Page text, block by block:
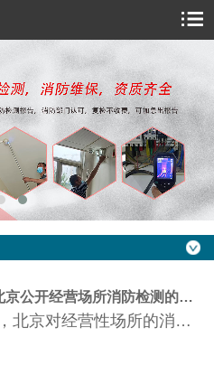
2026年北京公开经营场所消防检测的新规定
2026年，北京对经营性场所的消防安全管理提出了更高要求。简单来说，凡是开门营业的地方，从商场餐馆到培训机构，消防安全都成了经营中的硬杠杠。新规特别强调"预防为主"，要求场所必须定期开展消防检测，确保报警器、喷淋头、疏散指示标志这些设备时刻处于备战状态。同时，智慧消防系统的推广让监管更高效，传感...